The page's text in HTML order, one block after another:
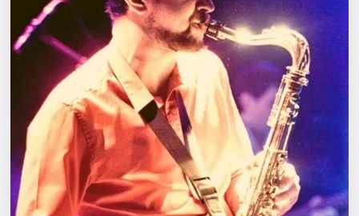
Экскурсии
Спорт
События
Города
Площадки